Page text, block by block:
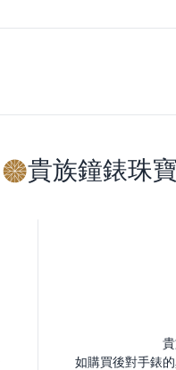
貴族鐘錶珠
如購買後對手錶